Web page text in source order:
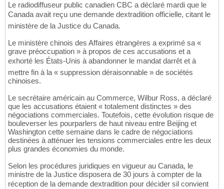
Le radiodiffuseur public canadien CBC a déclaré mardi que le
Canada avait reçu une demande dextradition officielle, citant le
ministère de la Justice du Canada.
Le ministère chinois des Affaires étrangères a exprimé sa «
grave préoccupation » à propos de ces accusations et a
exhorté les États-Unis à abandonner le mandat darrêt et à
mettre fin à la « suppression déraisonnable » de sociétés
chinoises.
Le secrétaire américain au Commerce, Wilbur Ross, a déclaré
que les accusations étaient « totalement distinctes » des
négociations commerciales. Toutefois, cette évolution risque de
bouleverser les pourparlers de haut niveau entre Beijing et
Washington cette semaine dans le cadre de négociations
destinées à atténuer les tensions commerciales entre les deux
plus grandes économies du monde.
Selon les procédures juridiques en vigueur au Canada, le
ministre de la Justice disposera de 30 jours à compter de la
réception de la demande dextradition pour décider sil convient